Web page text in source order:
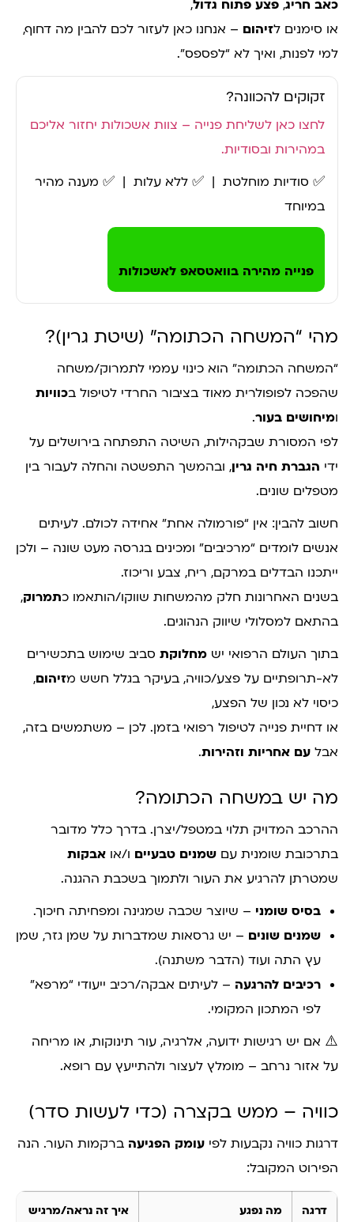
כאב חריג, פצע פתוח גדול,
או סימנים לזיהום – אנחנו כאן לעזור לכם להבין מה דחוף,
למי לפנות, ואיך לא “לפספס”.
זקוקים להכוונה?
לחצו כאן לשליחת פנייה – צוות אשכולות יחזור אליכם
במהירות ובסודיות.
✅ סודיות מוחלטת | ✅ ללא עלות | ✅ מענה מהיר
במיוחד
פנייה מהירה בוואטסאפ לאשכולות
מהי “המשחה הכתומה” (שיטת גרין)?
“המשחה הכתומה” הוא כינוי עממי לתמרוק/משחה
שהפכה לפופולרית מאוד בציבור החרדי לטיפול בכוויות
ומיחושים בעור.
לפי המסורת שבקהילות, השיטה התפתחה בירושלים על
ידי הגברת חיה גרין, ובהמשך התפשטה והחלה לעבור בין
מטפלים שונים.
חשוב להבין: אין “פורמולה אחת” אחידה לכולם. לעיתים
אנשים לומדים “מרכיבים” ומכינים בגרסה מעט שונה – ולכן
ייתכנו הבדלים במרקם, ריח, צבע וריכוז.
בשנים האחרונות חלק מהמשחות שווקו/הותאמו כתמרוק,
בהתאם למסלולי שיווק הנהוגים.
בתוך העולם הרפואי יש מחלוקת סביב שימוש בתכשירים
לא-תרופתיים על פצע/כוויה, בעיקר בגלל חשש מזיהום,
כיסוי לא נכון של הפצע,
או דחיית פנייה לטיפול רפואי בזמן. לכן – משתמשים בזה,
אבל עם אחריות וזהירות.
מה יש במשחה הכתומה?
ההרכב המדויק תלוי במטפל/יצרן. בדרך כלל מדובר
בתרכובת שומנית עם שמנים טבעיים ו/או אבקות
שמטרתן להרגיע את העור ולתמוך בשכבת ההגנה.
בסיס שומני – שיוצר שכבה שמגינה ומפחיתה חיכוך.
שמנים שונים – יש גרסאות שמדברות על שמן גזר, שמן
עץ התה ועוד (הדבר משתנה).
רכיבים להרגעה – לעיתים אבקה/רכיב ייעודי “מרפא”
לפי המתכון המקומי.
⚠️ אם יש רגישות ידועה, אלרגיה, עור תינוקות, או מריחה
על אזור נרחב – מומלץ לעצור ולהתייעץ עם רופא.
כוויה – ממש בקצרה (כדי לעשות סדר)
דרגות כוויה נקבעות לפי עומק הפגיעה ברקמות העור. הנה
הפירוט המקובל:
דרגה מה נפגע איך זה נראה/מרגיש